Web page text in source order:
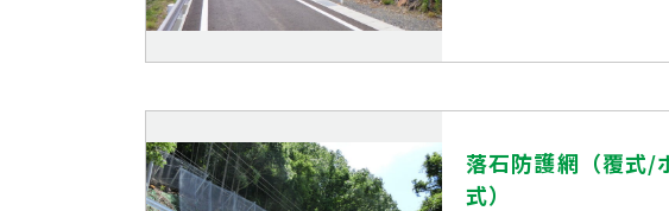
落石防護網（覆式/
式）